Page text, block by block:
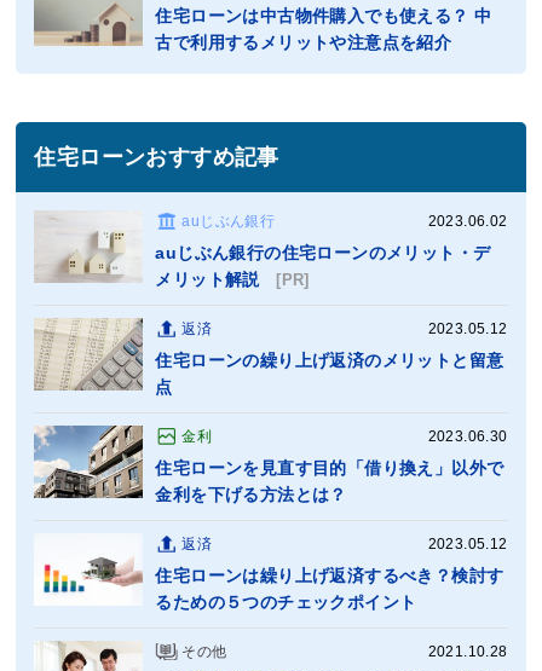
住宅ローンは中古物件購入でも使える？ 中
古で利用するメリットや注意点を紹介
住宅ローンおすすめ記事
auじぶん銀行 2023.06.02
auじぶん銀行の住宅ローンのメリット・デ
メリット解説 [PR]
返済 2023.05.12
住宅ローンの繰り上げ返済のメリットと留意
点
金利 2023.06.30
住宅ローンを見直す目的「借り換え」以外で
金利を下げる方法とは？
返済 2023.05.12
住宅ローンは繰り上げ返済するべき？検討す
るための５つのチェックポイント
その他 2021.10.28